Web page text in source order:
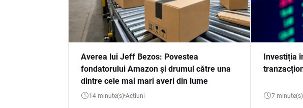
Averea lui Jeff Bezos: Povestea
fondatorului Amazon și drumul către una
dintre cele mai mari averi din lume
14 minute(s) Acțiuni
Investiția
7 minute(s)